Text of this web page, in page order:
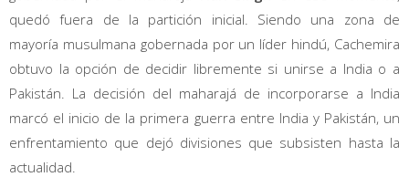
quedó fuera de la partición inicial. Siendo una zona de
mayoría musulmana gobernada por un líder hindú, Cachemira
obtuvo la opción de decidir libremente si unirse a India o a
Pakistán. La decisión del maharajá de incorporarse a India
marcó el inicio de la primera guerra entre India y Pakistán, un
enfrentamiento que dejó divisiones que subsisten hasta la
actualidad.